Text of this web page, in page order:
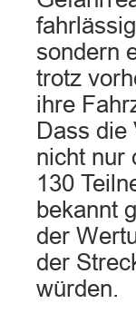
sondern
trotz
ihre
Dass die
nicht nur
130
bekannt
der
der
würden.